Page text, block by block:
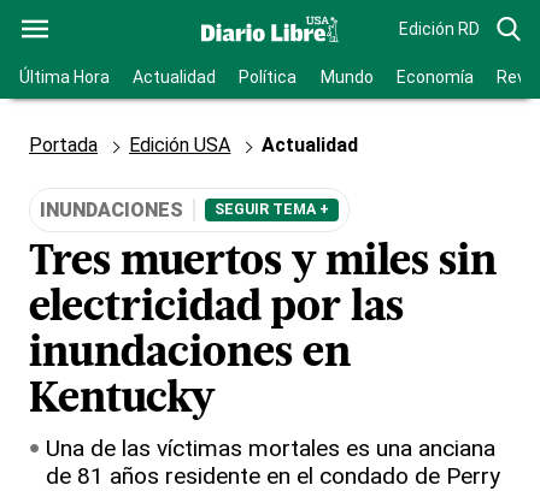
Edición RD
Última Hora Actualidad Política Mundo Economía
Portada Edición USA Actualidad
INUNDACIONES SEGUIR TEMA +
Tres muertos y miles sin
electricidad por las
inundaciones en
Kentucky
Una de las víctimas mortales es una anciana
de 81 años residente en el condado de Perry